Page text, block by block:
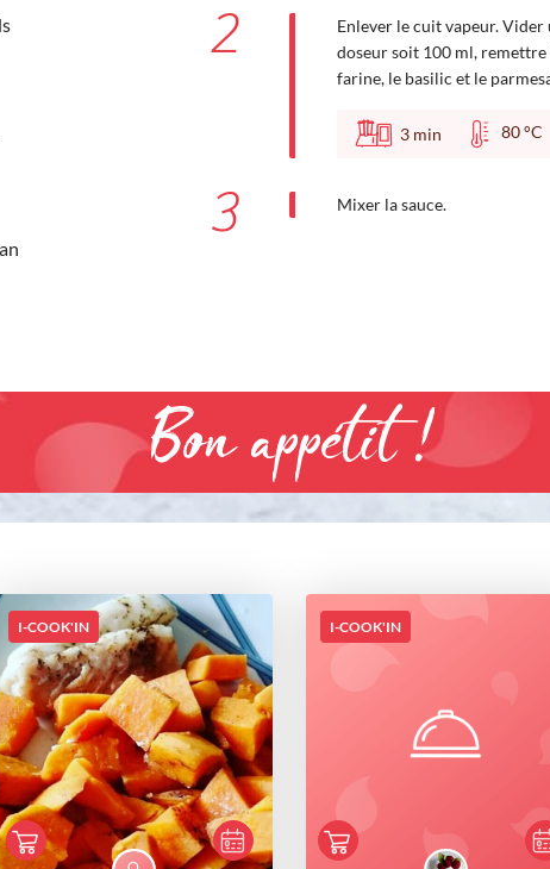
2
Enlever le cuit vapeur.
doseur soit 100 ml, remettre
farine, le basilic et le
3 min 80
3 Mixer la sauce.
Bon appétit !
I-COOK'IN I-COOK'IN